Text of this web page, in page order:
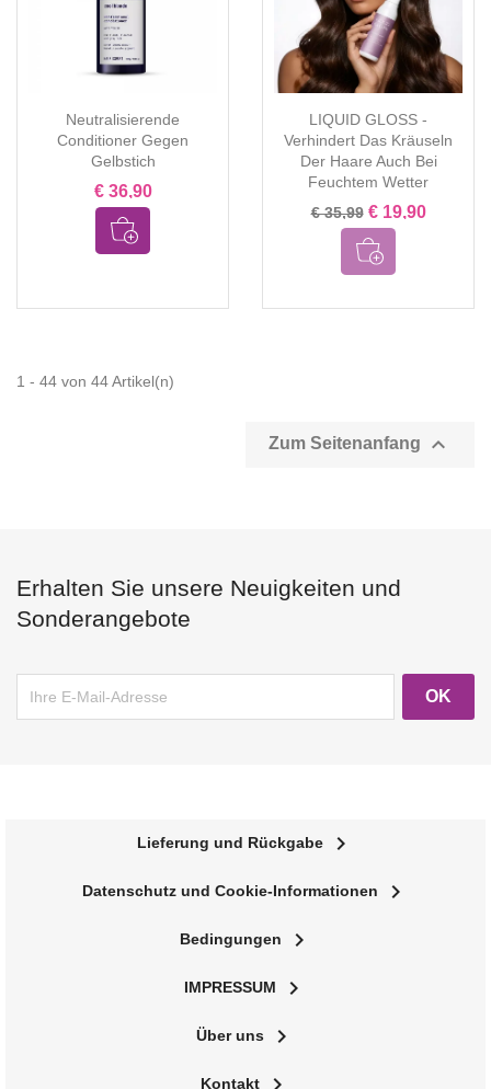
Neutralisierende
Conditioner Gegen
Gelbstich
€ 36,90
LIQUID GLOSS -
Verhindert Das Kräuseln
Der Haare Auch Bei
Feuchtem Wetter
€ 35,99 € 19,90
1 - 44 von 44 Artikel(n)
Zum Seitenanfang 
Erhalten Sie unsere Neuigkeiten und
Sonderangebote
Lieferung und Rückgabe navigate_next
Datenschutz und Cookie-Informationen navigate_next
Bedingungen navigate_next
IMPRESSUM navigate_next
Über uns navigate_next
Kontakt